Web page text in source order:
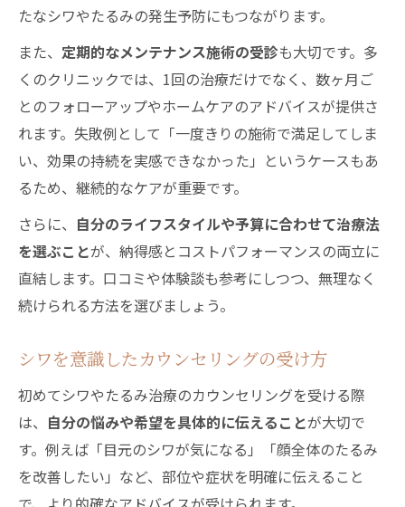
たなシワやたるみの発生予防にもつながります。
また、 定期的なメンテナンス施術の受診も大切です。多
くのクリニックでは、1回の治療だけでなく、数ヶ月ご
とのフォローアップやホームケアのアドバイスが提供さ
れます。失敗例として「一度きりの施術で満足してしま
い、効果の持続を実感できなかった」というケースもあ
るため、継続的なケアが重要です。
さらに、 自分のライフスタイルや予算に合わせて治療法
を選ぶことが、納得感とコストパフォーマンスの両立に
直結します。口コミや体験談も参考にしつつ、無理なく
続けられる方法を選びましょう。
シワを意識したカウンセリングの受け方
初めてシワやたるみ治療のカウンセリングを受ける際
は、 自分の悩みや希望を具体的に伝えることが大切で
す。例えば「目元のシワが気になる」「顔全体のたるみ
を改善したい」など、部位や症状を明確に伝えること